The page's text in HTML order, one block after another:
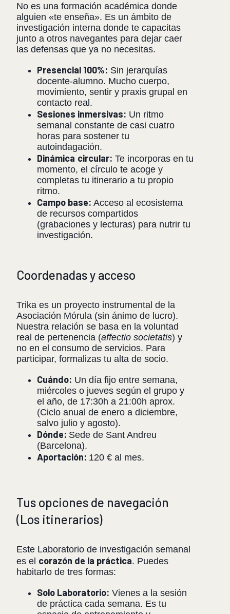
No es una formación académica donde
alguien «te enseña». Es un ámbito de
investigación interna donde te capacitas
junto a otros navegantes para dejar caer
las defensas que ya no necesitas.
Presencial 100%: Sin jerarquías
docente-alumno. Mucho cuerpo,
movimiento, sentir y praxis grupal en
contacto real.
Sesiones inmersivas: Un ritmo
semanal constante de casi cuatro
horas para sostener tu
autoindagación.
Dinámica circular: Te incorporas en tu
momento, el círculo te acoge y
completas tu itinerario a tu propio
ritmo.
Campo base: Acceso al ecosistema
de recursos compartidos
(grabaciones y lecturas) para nutrir tu
investigación.
Coordenadas y acceso
Trika es un proyecto instrumental de la
Asociación Mórula (sin ánimo de lucro).
Nuestra relación se basa en la voluntad
real de pertenencia (affectio societatis) y
no en el consumo de servicios. Para
participar, formalizas tu alta de socio.
Cuándo: Un día fijo entre semana,
miércoles o jueves según el grupo y
el año, de 17:30h a 21:00h aprox.
(Ciclo anual de enero a diciembre,
salvo julio y agosto).
Dónde: Sede de Sant Andreu
(Barcelona).
Aportación: 120 € al mes.
Tus opciones de navegación
(Los itinerarios)
Este Laboratorio de investigación semanal
es el corazón de la práctica. Puedes
habitarlo de tres formas:
Solo Laboratorio: Vienes a la sesión
de práctica cada semana. Es tu